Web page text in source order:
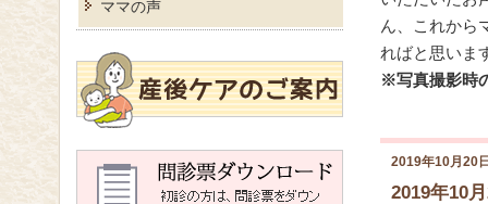
ママの声
ん、これから
ればと思いま
※写真撮影時
2019年10月20
2019年10